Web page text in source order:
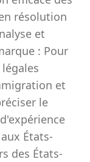
résolution
et
: Pour
et
le
États-
des États-